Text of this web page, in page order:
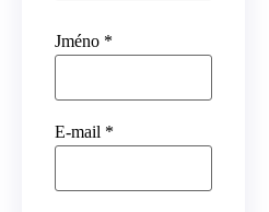
Jméno *
E-mail *